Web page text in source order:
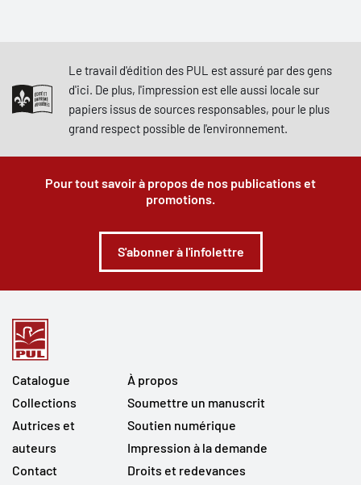
Le travail d'édition des PUL est assuré par des gens
d'ici. De plus, l'impression est elle aussi locale sur
papiers issus de sources responsables, pour le plus
grand respect possible de l'environnement.
Pour tout savoir à propos de nos publications et
promotions.
S'abonner à l'infolettre
Catalogue
Collections
Autrices et
auteurs
Contact
À propos
Soumettre un manuscrit
Soutien numérique
Impression à la demande
Droits et redevances